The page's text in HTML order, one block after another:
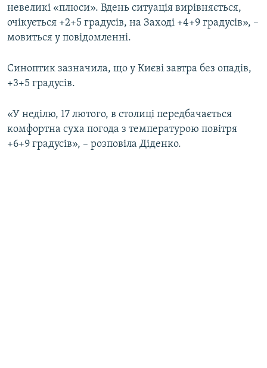
невеликі «плюси». Вдень ситуація вирівняється,
очікується +2+5 градусів, на Заході +4+9 градусів», –
мовиться у повідомленні.
Синоптик зазначила, що у Києві завтра без опадів,
+3+5 градусів.
«У неділю, 17 лютого, в столиці передбачається
комфортна суха погода з температурою повітря
+6+9 градусів», – розповіла Діденко.